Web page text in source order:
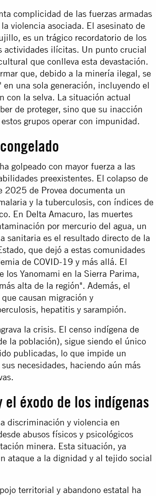
complicidad de las fuerzas armadas
violencia asociada. El asesinato de
es un trágico recordatorio de los
actividades ilícitas. Un punto crucial
que conlleva esta devastación.
que, debido a la minería ilegal, se
una sola generación, incluyendo el
con la selva. La situación actual
de proteger, sino que su inacción
grupos operar con impunidad.
golpeado con mayor fuerza a las
preexistentes. El colapso de
2025 de Provea documenta un
y la tuberculosis, con índices de
En Delta Amacuro, las muertes
por mercurio del agua, un
sanitaria es el resultado directo de la
que dejó a estas comunidades
de COVID-19 y más allá. El
Yanomami en la Sierra Parima,
alta de la región". Además, el
causan migración y
hepatitis y sarampión.
la crisis. El censo indígena de
la población), sigue siendo el único
publicadas, lo que impide un
necesidades, haciendo aún más
éxodo de los indígenas
discriminación y violencia en
abusos físicos y psicológicos
minera. Esta situación, ya
ataque a la dignidad y al tejido social
territorial y abandono estatal ha